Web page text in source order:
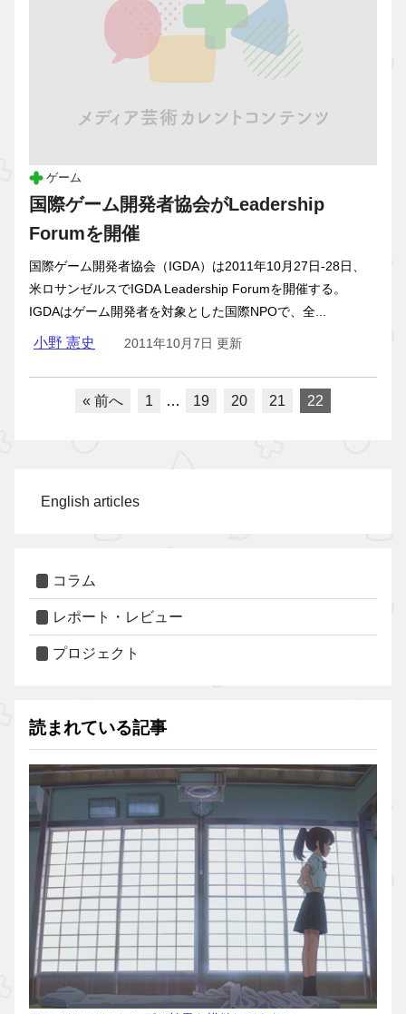
ゲーム
国際ゲーム開発者協会がLeadership
Forumを開催
国際ゲーム開発者協会（IGDA）は2011年10月27日-28日、
米ロサンゼルスでIGDA Leadership Forumを開催する。
IGDAはゲーム開発者を対象とした国際NPOで、全...
小野 憲史 2011年10月7日 更新
« 前へ 1 … 19 20 21 22
English articles
コラム
レポート・レビュー
プロジェクト
読まれている記事